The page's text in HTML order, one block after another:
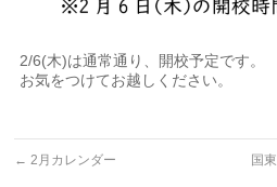
2/6(木)は通常通り、開校予定です。
お気をつけてお越しください。
← 2月カレンダー
国